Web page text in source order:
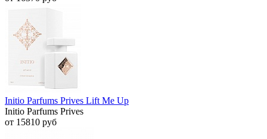
Initio Parfums Prives Lift Me Up
Initio Parfums Prives
от 15810 руб